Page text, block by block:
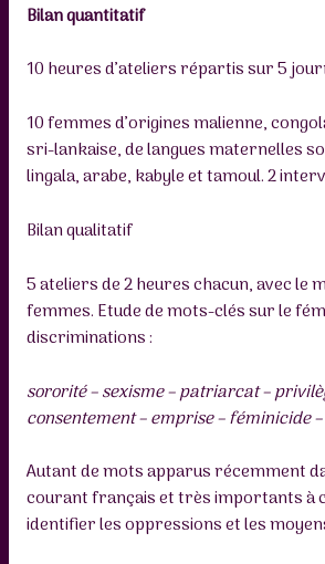
Bilan quantitatif
10 heures d’ateliers répartis sur 5
10 femmes d’origines malienne,
sri-lankaise, de langues maternelles
lingala, arabe, kabyle et tamoul. 2
Bilan qualitatif
5 ateliers de 2 heures chacun, avec le
femmes. Etude de mots-clés sur le
discriminations :
sororité – sexisme – patriarcat –
consentement – emprise – féminicide
Autant de mots apparus récemment
courant français et très importants à
identifier les oppressions et les